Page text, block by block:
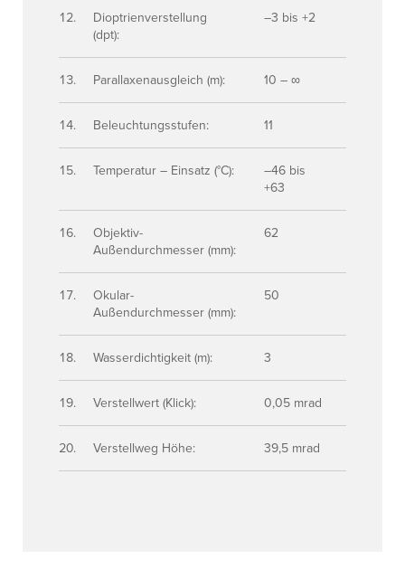
Dioptrienverstellung
(dpt):
–3 bis +2
Parallaxenausgleich (m): 10 – ∞
Beleuchtungsstufen: 11
Temperatur – Einsatz (°C):
–46 bis
+63
Objektiv-
Außendurchmesser (mm):
62
Okular-
Außendurchmesser (mm):
50
Wasserdichtigkeit (m): 3
Verstellwert (Klick): 0,05 mrad
Verstellweg Höhe: 39,5 mrad